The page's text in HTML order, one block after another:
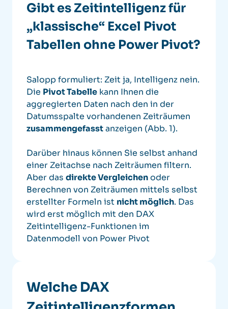
Gibt es Zeitintelligenz für
„klassische“ Excel Pivot
Tabellen ohne Power Pivot?
Salopp formuliert: Zeit ja, Intelligenz nein.
Die Pivot Tabelle kann Ihnen die
aggregierten Daten nach den in der
Datumsspalte vorhandenen Zeiträumen
zusammengefasstanzeigen (Abb. 1).
Darüber hinaus können Sie selbst anhand
einer Zeitachse nach Zeiträumen filtern.
Aber das direkte Vergleichenoder
Berechnen von Zeiträumen mittels selbst
erstellter Formeln ist nicht möglich. Das
wird erst möglich mit den DAX
Zeitintelligenz-Funktionen im
Datenmodell von Power Pivot
Welche DAX